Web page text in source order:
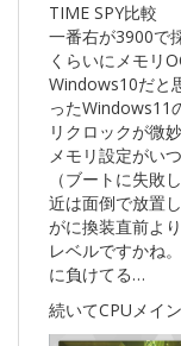
TIME SPY比較
一番右が3900で
くらいにメモリ
Windows10だと
ったWindows11
リクロックが微
メモリ設定がい
（ブートに失敗
近は面倒で放置
がに換装直前よ
レベルですかね
に負けてる…
続いてCPUメイ